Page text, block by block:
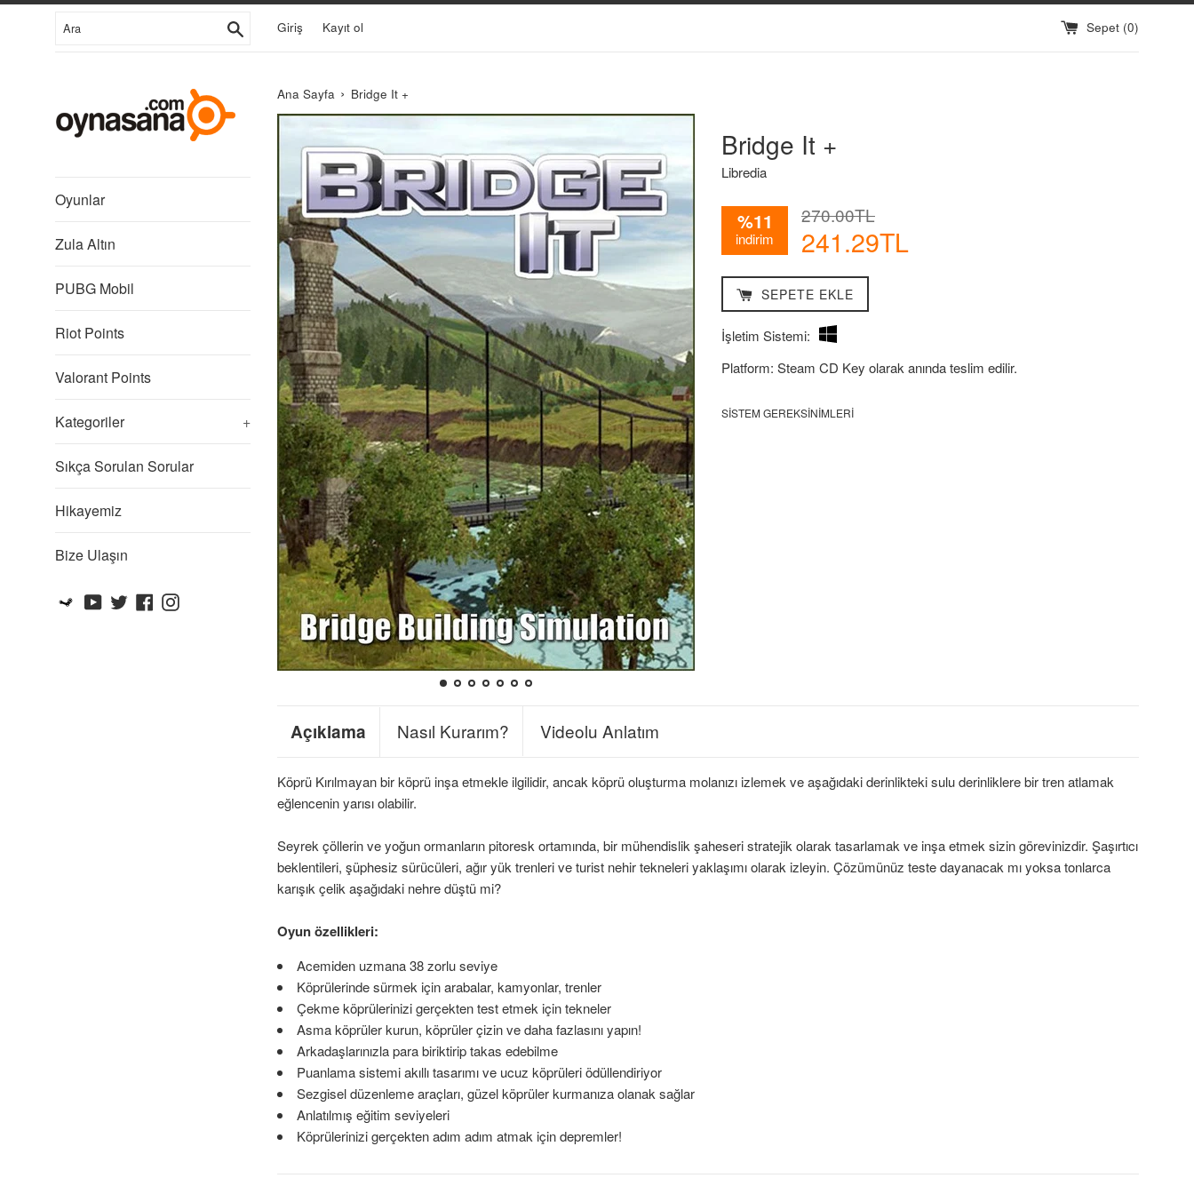
İçeriğe
Giriş Kayıt ol Sepet (0)
Oyunlar
Zula Altın
PUBG Mobil
Riot Points
Valorant Points
Kategoriler +
Sıkça Sorulan Sorular
Hikayemiz
Bize Ulaşın
SteamYouTube
TwitterFacebook
Instagram
Ana Sayfa › Bridge It +
Libredia
Bridge It +
Libredia
%11
indirim
Fiyatı
241.29TL
270.00TL
SEPETE EKLE
İşletim Sistemi:
Platform: Steam CD Key olarak anında teslim edilir.
SISTEM GEREKSINIMLERI
Açıklama Nasıl Kurarım? Videolu Anlatım
Köprü Kırılmayan bir köprü inşa etmekle ilgilidir, ancak köprü oluşturma molanızı izlemek ve aşağıdaki derinlikteki sulu derinliklere bir tren atlamak
eğlencenin yarısı olabilir.
Seyrek çöllerin ve yoğun ormanların pitoresk ortamında, bir mühendislik şaheseri stratejik olarak tasarlamak ve inşa etmek sizin görevinizdir. Şaşırtıcı
beklentileri, şüphesiz sürücüleri, ağır yük trenleri ve turist nehir tekneleri yaklaşımı olarak izleyin. Çözümünüz teste dayanacak mı yoksa tonlarca
karışık çelik aşağıdaki nehre düştü mi?
Oyun özellikleri:
Acemiden uzmana 38 zorlu seviye
Köprülerinde sürmek için arabalar, kamyonlar, trenler
Çekme köprülerinizi gerçekten test etmek için tekneler
Asma köprüler kurun, köprüler çizin ve daha fazlasını yapın!
Arkadaşlarınızla para biriktirip takas edebilme
Puanlama sistemi akıllı tasarımı ve ucuz köprüleri ödüllendiriyor
Sezgisel düzenleme araçları, güzel köprüler kurmanıza olanak sağlar
Anlatılmış eğitim seviyeleri
Köprülerinizi gerçekten adım adım atmak için depremler!